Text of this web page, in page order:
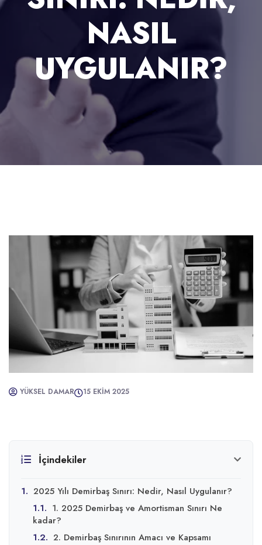
NASIL
UYGULANIR?
YÜKSEL DAMAR 15 EKIM 2025
İçindekiler
1. 2025 Yılı Demirbaş Sınırı: Nedir, Nasıl Uygulanır?
1.1. 1. 2025 Demirbaş ve Amortisman Sınırı Ne
kadar?
1.2. 2. Demirbaş Sınırının Amacı ve Kapsamı